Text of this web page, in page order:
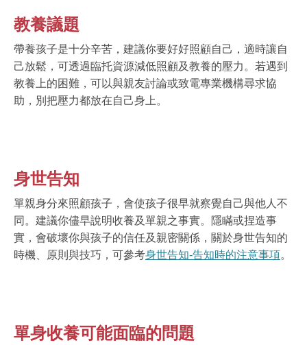
教養議題
帶養孩子是十分辛苦，建議你要好好照顧自己，適時讓自
己放鬆，可透過臨托資源減低照顧及教養的壓力。若遇到
教養上的困難，可以與親友討論或致電專業機構尋求協
助，別把壓力都放在自己身上。
身世告知
單親身分來照顧孩子，會使孩子很早就察覺自己與他人不
同。建議你儘早說明收養及單親之事實。隱瞞或捏造事
實，會破壞你與孩子的信任及親密關係，關於身世告知的
時機、原則與技巧，可參考身世告知-告知時的注意事項。
單身收養可能面臨的問題